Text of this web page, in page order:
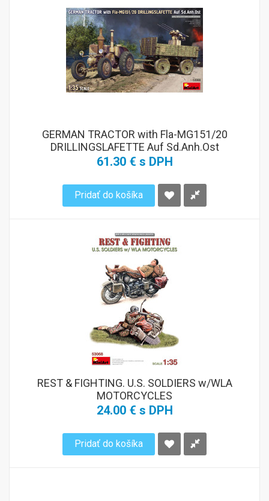
GERMAN TRACTOR with Fla-MG151/20
DRILLINGSLAFETTE Auf Sd.Anh.Ost
61.30 € s DPH
Pridať do košíka
REST & FIGHTING. U.S. SOLDIERS w/WLA
MOTORCYCLES
24.00 € s DPH
Pridať do košíka